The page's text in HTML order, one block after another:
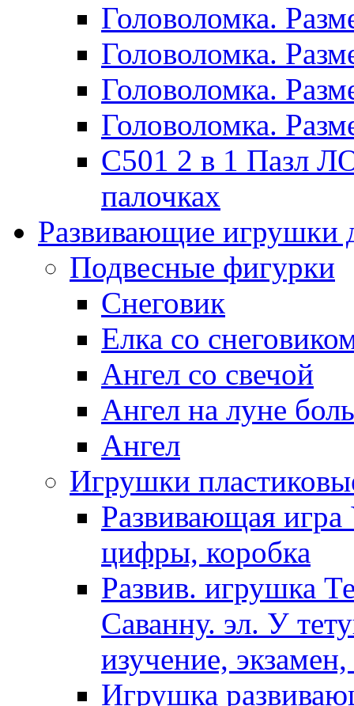
Головоломка.
Головоломка.
Головоломка.
Головоломка.
C501 2 в 1
палочках
Развивающие игрушки
Подвесные фигурки
Снеговик
Елка со
Ангел со свечой
Ангел на луне
Ангел
Игрушки
Развивающая
цифры, коробка
Развив. игрушка
Саванну. эл. У
изучение,
Игрушка